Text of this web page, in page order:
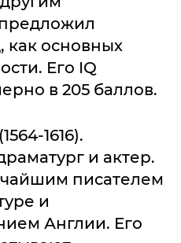
основных
Его IQ
в 205 баллов.
(1564-1616).
и актер.
писателем
и
Англии. Его